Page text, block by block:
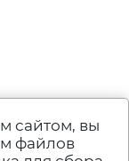
сайтом, вы
файлов